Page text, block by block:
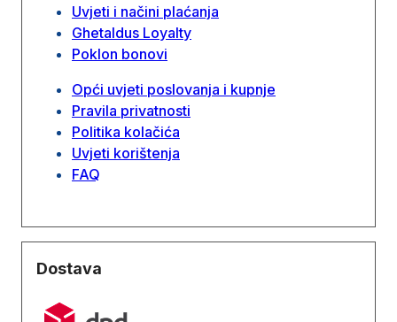
Uvjeti i načini plaćanja
Ghetaldus Loyalty
Poklon bonovi
Opći uvjeti poslovanja i kupnje
Pravila privatnosti
Politika kolačića
Uvjeti korištenja
FAQ
Dostava